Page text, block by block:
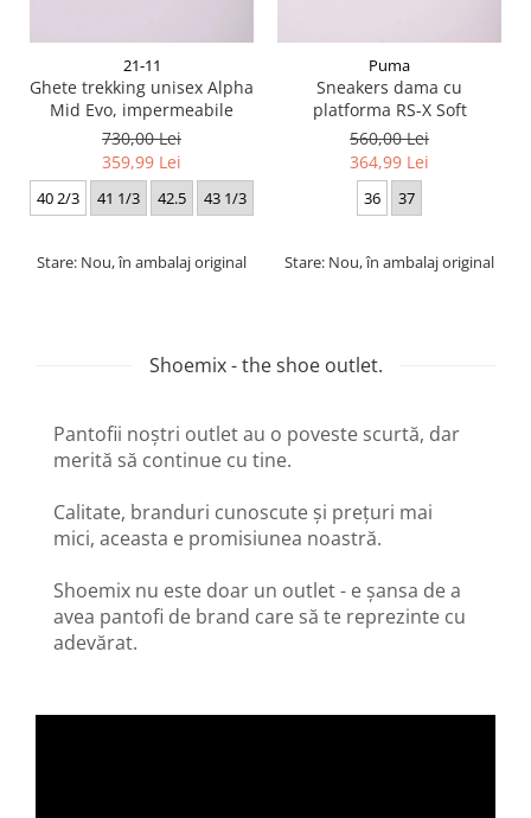
21-11
Ghete trekking unisex Alpha
Mid Evo, impermeabile
730,00 Lei
359,99 Lei
40 2/3 41 1/3 42.5 43 1/3
Stare: Nou, în ambalaj original
Puma
Sneakers dama cu
platforma RS-X Soft
560,00 Lei
364,99 Lei
36 37
Stare: Nou, în ambalaj original
Shoemix - the shoe outlet.
Pantofii noștri outlet au o poveste scurtă, dar
merită să continue cu tine.
Calitate, branduri cunoscute și prețuri mai
mici, aceasta e promisiunea noastră.
Shoemix nu este doar un outlet - e șansa de a
avea pantofi de brand care să te reprezinte cu
adevărat.